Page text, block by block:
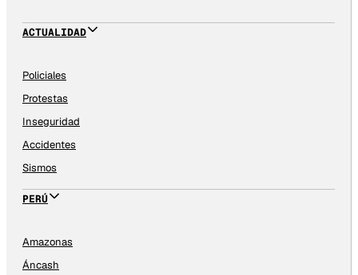
ACTUALIDAD
Policiales
Protestas
Inseguridad
Accidentes
Sismos
PERÚ
Amazonas
Áncash